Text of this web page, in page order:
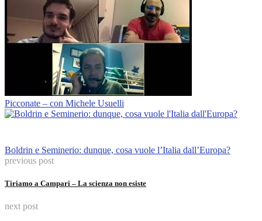
Picconate – con Michele Usuelli
Boldrin e Seminerio: dunque, cosa vuole l’Italia dall’Europa?
previous post
Tiriamo a Campari – La scienza non esiste
next post